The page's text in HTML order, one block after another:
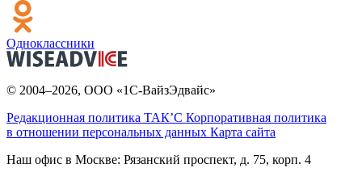
Одноклассники
© 2004–2026, ООО «1С-ВайзЭдвайс»
Редакционная политика ТАК’C Корпоративная политика
в отношении персональных данных Карта сайта
Наш офис в Москве: Рязанский проспект, д. 75, корп. 4